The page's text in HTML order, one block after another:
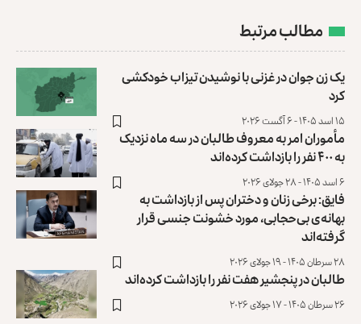
مطالب مرتبط
یک زن جوان در غزنی با نوشیدن تیزاب خودکشی
کرد
۱۵ اسد ۱۴۰۵ - ۶ آگست ۲۰۲۶
مأموران امر به معروف طالبان در سه ماه نزدیک
به ۴۰۰ نفر را بازداشت کرده‌اند
۶ اسد ۱۴۰۵ - ۲۸ جولای ۲۰۲۶
فایق: برخی زنان و دختران پس از بازداشت به
بهانه‌ی بی‌حجابی، مورد خشونت جنسی قرار
گرفته‌اند
۲۸ سرطان ۱۴۰۵ - ۱۹ جولای ۲۰۲۶
طالبان در پنجشیر هفت نفر را بازداشت کرده‌اند
۲۶ سرطان ۱۴۰۵ - ۱۷ جولای ۲۰۲۶